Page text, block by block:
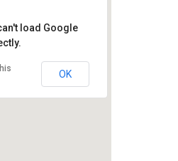
load Google
OK